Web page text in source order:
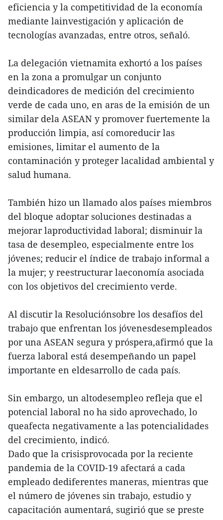
eficiencia y la competitividad de la economía
mediante lainvestigación y aplicación de
tecnologías avanzadas, entre otros, señaló.
La delegación vietnamita exhortó a los países
en la zona a promulgar un conjunto
deindicadores de medición del crecimiento
verde de cada uno, en aras de la emisión de un
similar dela ASEAN y promover fuertemente la
producción limpia, así comoreducir las
emisiones, limitar el aumento de la
contaminación y proteger lacalidad ambiental y
salud humana.
También hizo un llamado alos países miembros
del bloque adoptar soluciones destinadas a
mejorar laproductividad laboral; disminuir la
tasa de desempleo, especialmente entre los
jóvenes; reducir el índice de trabajo informal a
la mujer; y reestructurar laeconomía asociada
con los objetivos del crecimiento verde.
Al discutir la Resoluciónsobre los desafíos del
trabajo que enfrentan los jóvenesdesempleados
por una ASEAN segura y próspera,afirmó que la
fuerza laboral está desempeñando un papel
importante en eldesarrollo de cada país.
Sin embargo, un altodesempleo refleja que el
potencial laboral no ha sido aprovechado, lo
queafecta negativamente a las potencialidades
del crecimiento, indicó.
Dado que la crisisprovocada por la reciente
pandemia de la COVID-19 afectará a cada
empleado dediferentes maneras, mientras que
el número de jóvenes sin trabajo, estudio y
capacitación aumentará, sugirió que se preste